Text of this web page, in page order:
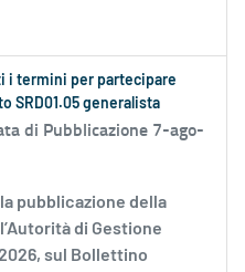
i termini per partecipare
SRD01.05 generalista
di Pubblicazione 7-ago-
pubblicazione della
di Gestione
sul Bollettino